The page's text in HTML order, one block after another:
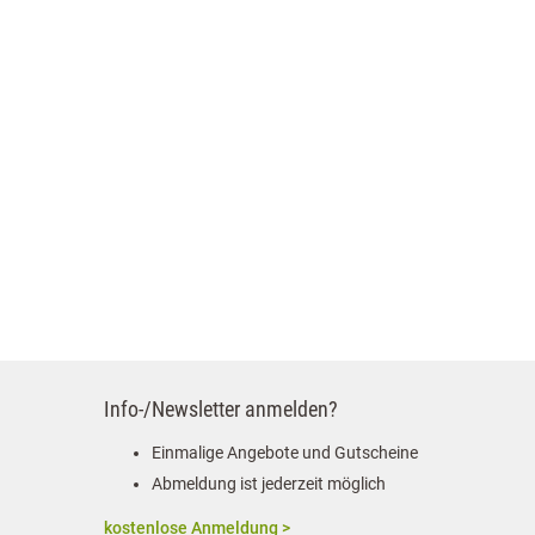
Info-/Newsletter anmelden?
Einmalige Angebote und Gutscheine
Abmeldung ist jederzeit möglich
kostenlose Anmeldung >